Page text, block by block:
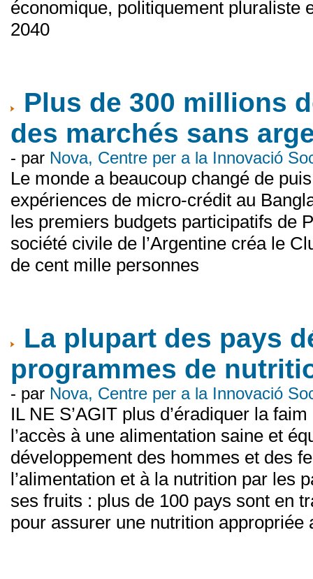
économique, politiquement pluraliste
2040
Plus de 300 millions
des marchés sans
- par Nova, Centre per a la Innovació
Le monde a beaucoup changé de
expériences de micro-crédit au
les premiers budgets participatifs de
société civile de l’Argentine créa le
de cent mille personnes
La plupart des pays
programmes de
- par Nova, Centre per a la Innovació
IL NE S’AGIT plus d’éradiquer la
l’accès à une alimentation saine et
développement des hommes et des
l’alimentation et à la nutrition par les
ses fruits : plus de 100 pays sont en
pour assurer une nutrition appropriée